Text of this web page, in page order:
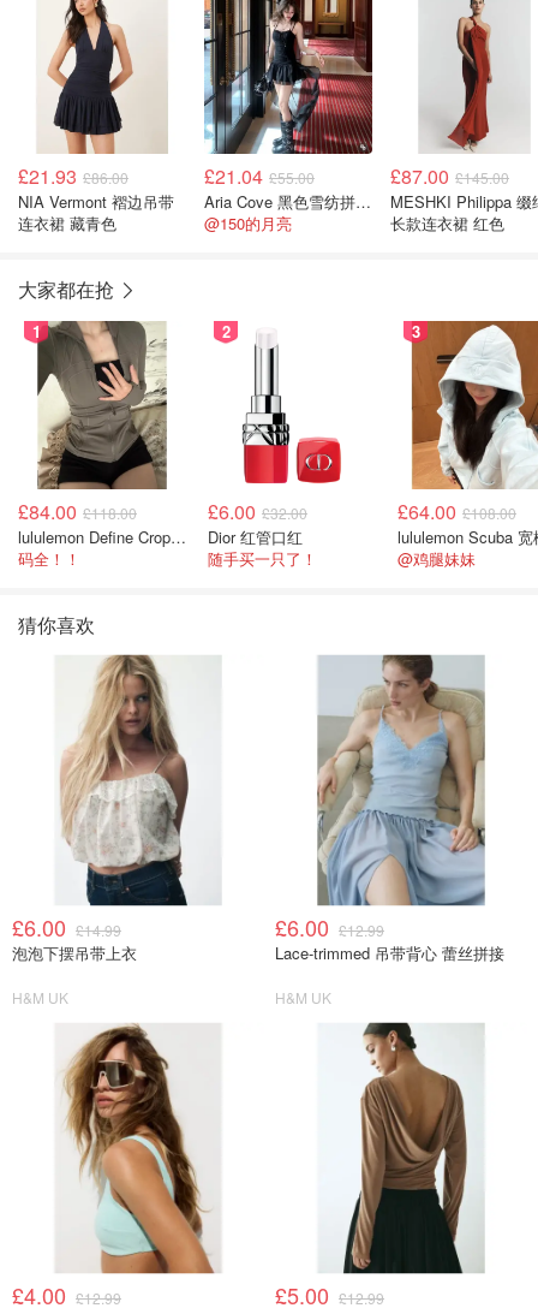
£21.93 £86.00
NIA Vermont 褶边吊带
连衣裙 藏青色
£21.04 £55.00
Aria Cove 黑色雪纺拼接荷叶边短裙
@150的月亮
£87.00 £145.00
MESHKI Philippa 缀
长款连衣裙 红色
大家都在抢
1
£84.00 £118.00
lululemon Define Cropped Jacket Nulu 短款夹克
码全！！
2
£6.00 £32.00
Dior 红管口红
随手买一只了！
3
£64.00 £108.00
@鸡腿妹妹
猜你喜欢
£6.00 £14.99
泡泡下摆吊带上衣
H&M UK
£6.00 £12.99
Lace-trimmed 吊带背心 蕾丝拼接
H&M UK
£4.00 £12.99 £5.00 £12.99